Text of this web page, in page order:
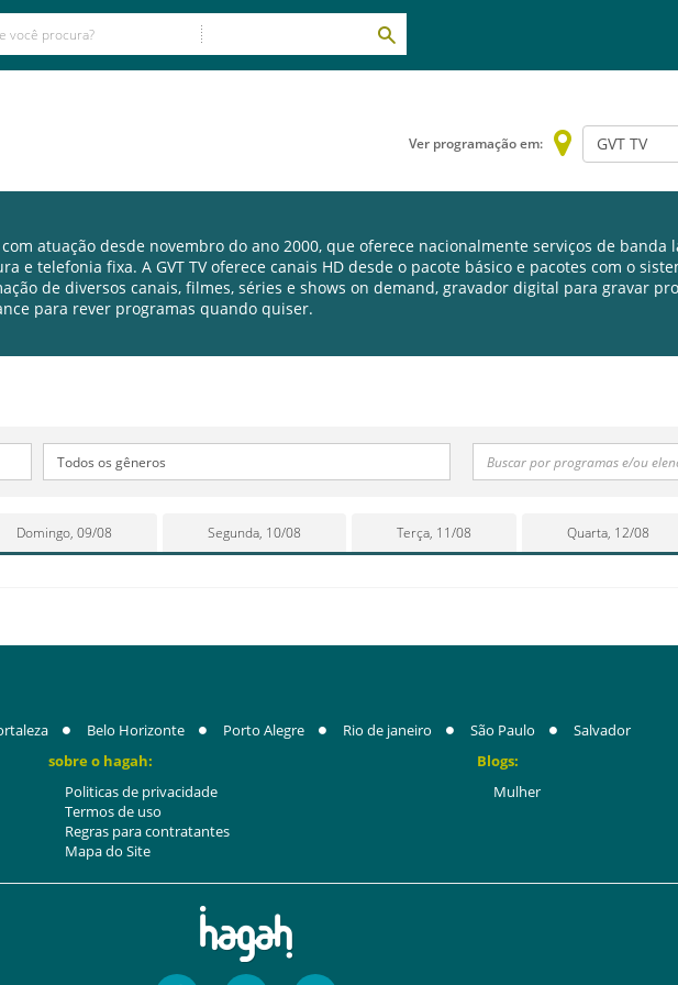
Ver programação em:
atuação desde novembro do ano 2000, que oferece nacionalmente serviços de banda
e telefonia fixa. A GVT TV oferece canais HD desde o pacote básico e pacotes com o
de diversos canais, filmes, séries e shows on demand, gravador digital para gravar
para rever programas quando quiser.
Domingo, 09/08 Segunda, 10/08 Terça, 11/08 Quarta, 12/08
Belo Horizonte Porto Alegre Rio de janeiro São Paulo
Salvador
sobre o hagah:
Politicas de privacidade
Termos de uso
Regras para contratantes
Mapa do Site
Blogs:
Mulher